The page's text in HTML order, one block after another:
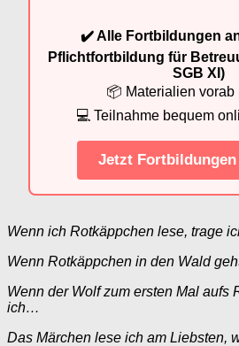
✔️ Alle Fortbildungen
Pflichtfortbildung für
SGB XI)
📦 Materialien vorab
💻 Teilnahme bequem
Jetzt Fortbildungen
Wenn ich Rotkäppchen lese, trage
Wenn Rotkäppchen in den Wald
Wenn der Wolf zum ersten Mal aufs
ich…
Das Märchen lese ich am Liebsten,